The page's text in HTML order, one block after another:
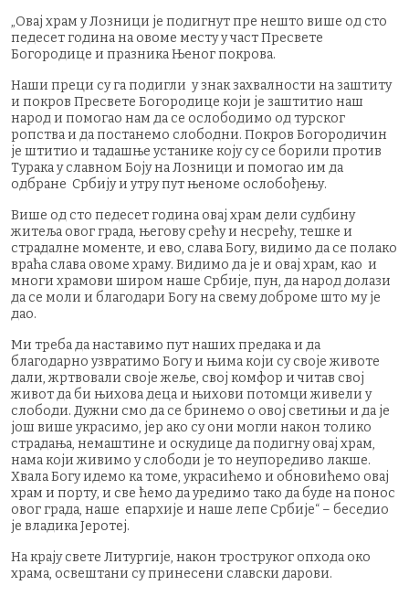
„Овај храм у Лозници је подигнут пре нешто више од сто
педесет година на овоме месту у част Пресвете
Богородице и празника Њеног покрова.
Наши преци су га подигли у знак захвалности на заштиту
и покров Пресвете Богородице који је заштитио наш
народ и помогао нам да се ослободимо од турског
ропства и да постанемо слободни. Покров Богородичин
је штитио и тадашње устанике коју су се борили против
Турака у славном Боју на Лозници и помогао им да
одбране Србију и утру пут њеноме ослобођењу.
Више од сто педесет година овај храм дели судбину
житеља овог града, његову срећу и несрећу, тешке и
страдалне моменте, и ево, слава Богу, видимо да се полако
враћа слава овоме храму. Видимо да је и овај храм, као и
многи храмови широм наше Србије, пун, да народ долази
да се моли и благодари Богу на свему доброме што му је
дао.
Ми треба да наставимо пут наших предака и да
благодарно узвратимо Богу и њима који су своје животе
дали, жртвовали своје жеље, свој комфор и читав свој
живот да би њихова деца и њихови потомци живели у
слободи. Дужни смо да се бринемо о овој светињи и да је
још више украсимо, јер ако су они могли након толико
страдања, немаштине и оскудице да подигну овај храм,
нама који живимо у слободи је то неупоредиво лакше.
Хвала Богу идемо ка томе, украсићемо и обновићемо овај
храм и порту, и све ћемо да уредимо тако да буде на понос
овог града, наше епархије и наше лепе Србије“ – беседио
је владика Јеротеј.
На крају свете Литургије, након троструког опхода око
храма, освештани су принесени славски дарови.